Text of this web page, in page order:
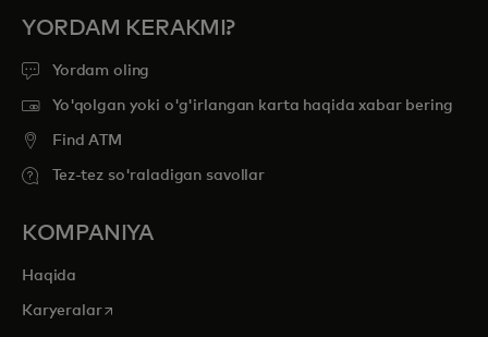
YORDAM KERAKMI?
Yordam oling
Yo'qolgan yoki o'g'irlangan karta haqida xabar bering
Find ATM
Tez-tez so'raladigan savollar
KOMPANIYA
Haqida
Karyeralaropens in a new tab